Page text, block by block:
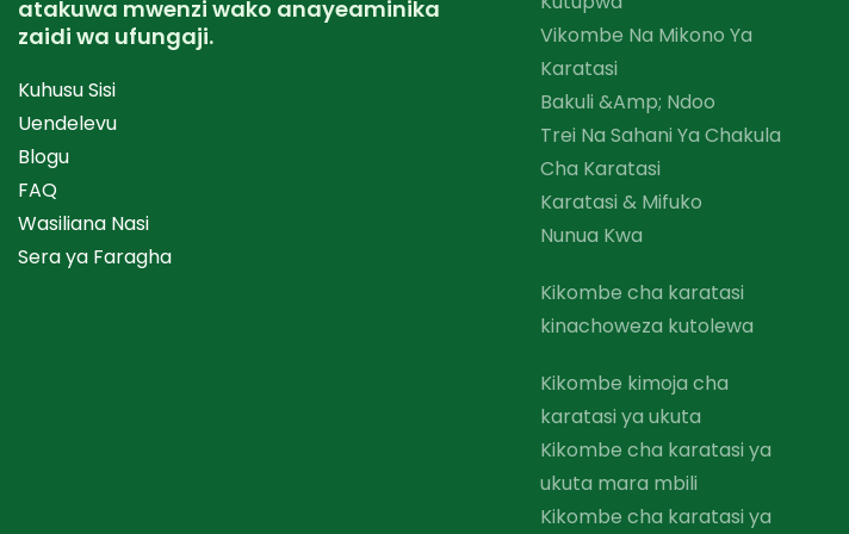
atakuwa mwenzi wako anayeaminika
zaidi wa ufungaji.
Kuhusu Sisi
Uendelevu
Blogu
FAQ
Wasiliana Nasi
Sera ya Faragha
Vikombe Na Mikono Ya
Karatasi
Bakuli &amp; Ndoo
Trei Na Sahani Ya Chakula
Cha Karatasi
Karatasi & Mifuko
Nunua Kwa
Kikombe cha karatasi
kinachoweza kutolewa
Kikombe kimoja cha
karatasi ya ukuta
Kikombe cha karatasi ya
ukuta mara mbili
Kikombe cha karatasi ya